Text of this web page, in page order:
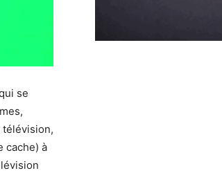
se
télévision,
cache) à